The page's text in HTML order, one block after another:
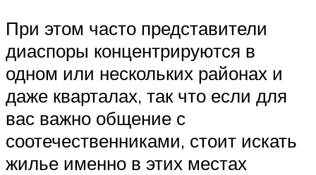
При этом часто представители
диаспоры концентрируются в
одном или нескольких районах и
даже кварталах, так что если для
вас важно общение с
соотечественниками, стоит искать
жилье именно в этих местах